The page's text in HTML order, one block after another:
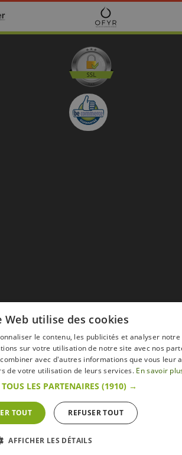
légales Retour & Droit de
comprises.
économique.
Web utilise des cookies
le contenu, les publicités et analyser
sur votre utilisation de notre site avec nos
avec d'autres informations que vous leur
de votre utilisation de leurs services. En savoir
LES PARTENAIRES (1910) →
TOUT REFUSER TOUT
AFFICHER LES DÉTAILS